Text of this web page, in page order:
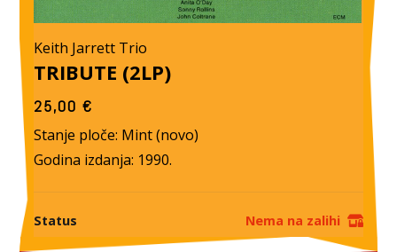
Keith Jarrett Trio
TRIBUTE (2LP)
25,00€
Stanje ploče: Mint (novo)
Godina izdanja: 1990.
Status Nema na zalihi